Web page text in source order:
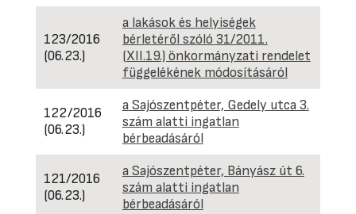
123/2016
(06.23.)
a lakások és helyiségek
bérletéről szóló 31/2011.
(XII.19.) önkormányzati rendelet
függelékének módosításáról
122/2016
(06.23.)
a Sajószentpéter, Gedely utca 3.
szám alatti ingatlan
bérbeadásáról
121/2016
(06.23.)
a Sajószentpéter, Bányász út 6.
szám alatti ingatlan
bérbeadásáról